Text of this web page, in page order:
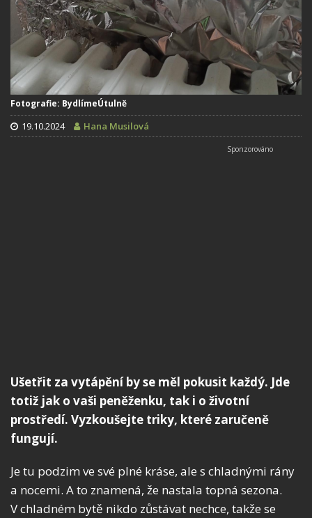
Fotografie: BydlímeÚtulně
19.10.2024 Hana Musilová
Ušetřit za vytápění by se měl pokusit každý. Jde
totiž jak o vaši peněženku, tak i o životní
prostředí. Vyzkoušejte triky, které zaručeně
fungují.
Je tu podzim ve své plné kráse, ale s chladnými rány
a nocemi. A to znamená, že nastala topná sezona.
V chladném bytě nikdo zůstávat nechce, takže se